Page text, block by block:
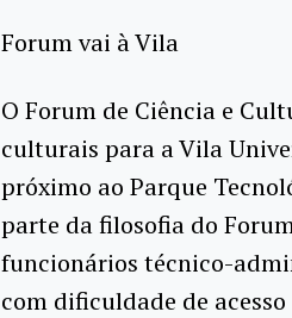
Forum vai à Vila
O Forum de Ciência e
culturais para a Vila
próximo ao Parque
parte da filosofia do
funcionários técnico-
com dificuldade de